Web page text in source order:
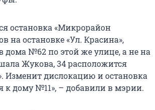
остановка «Микрорайон
на остановке «Ул. Красина»,
дома №62 по этой же улице, а не на
Жукова, 34 расположится
Изменит дислокацию и остановка
к дому №11», – добавили в мэрии.